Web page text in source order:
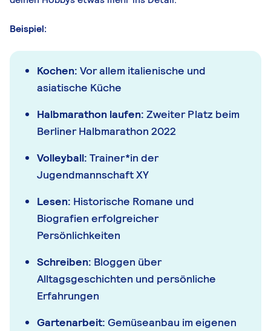
Beispiel:
Kochen: Vor allem italienische und
asiatische Küche
Halbmarathon laufen: Zweiter Platz beim
Berliner Halbmarathon 2022
Volleyball: Trainer*in der
Jugendmannschaft XY
Lesen: Historische Romane und
Biografien erfolgreicher
Persönlichkeiten
Schreiben: Bloggen über
Alltagsgeschichten und persönliche
Erfahrungen
Gartenarbeit: Gemüseanbau im eigenen